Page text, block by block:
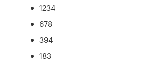
1234
678
394
183